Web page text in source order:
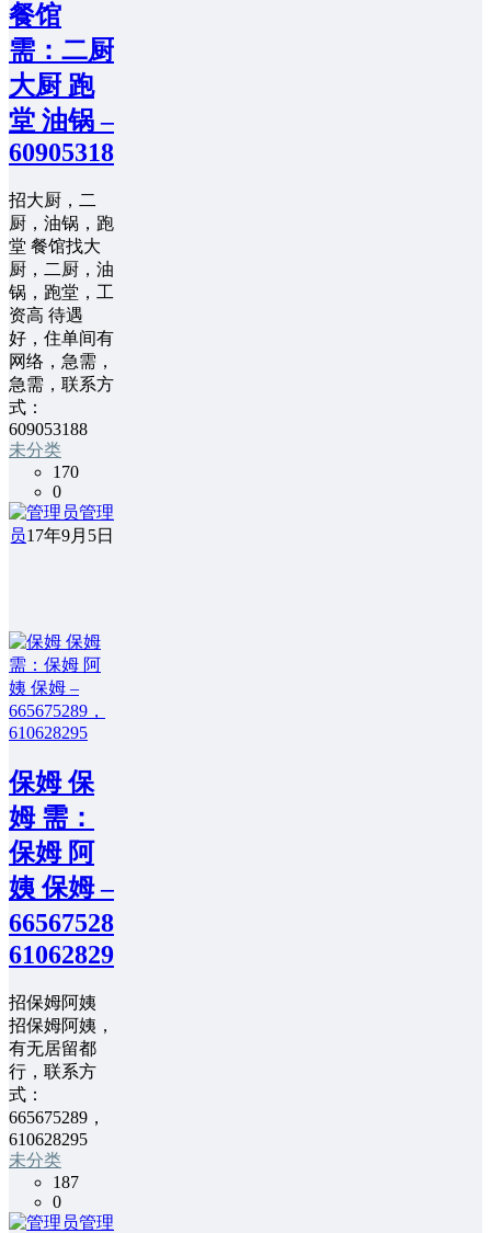
餐馆
需：二厨
大厨 跑
堂 油锅 –
609053188
招大厨，二
厨，油锅，跑
堂 餐馆找大
厨，二厨，油
锅，跑堂，工
资高 待遇
好，住单间有
网络，急需，
急需，联系方
式：
609053188
未分类
170
0
管理
员17年9月5日
保姆 保
姆 需：
保姆 阿
姨 保姆 –
665675289，
610628295
招保姆阿姨
招保姆阿姨，
有无居留都
行，联系方
式：
665675289，
610628295
未分类
187
0
管理